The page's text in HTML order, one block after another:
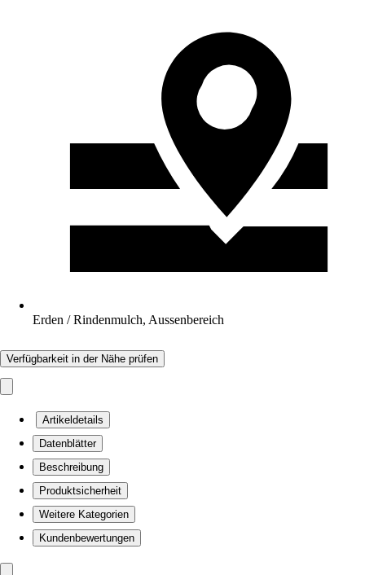
Erden / Rindenmulch, Aussenbereich
Verfügbarkeit in der Nähe prüfen
Artikeldetails
Datenblätter
Beschreibung
Produktsicherheit
Weitere Kategorien
Kundenbewertungen